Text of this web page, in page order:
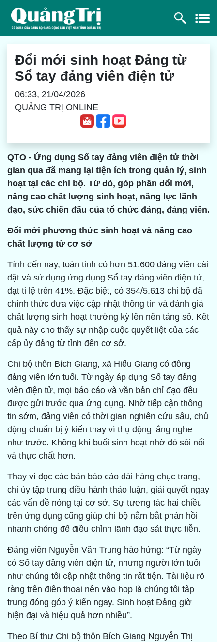
Đổi mới sinh hoạt Đảng từ
Sổ tay đảng viên điện tử
06:33, 21/04/2026
QUẢNG TRỊ ONLINE
QTO - Ứng dụng Sổ tay đảng viên điện tử thời
gian qua đã mang lại tiện ích trong quản lý, sinh
hoạt tại các chi bộ. Từ đó, góp phần đổi mới,
nâng cao chất lượng sinh hoạt, năng lực lãnh
đạo, sức chiến đấu của tổ chức đảng, đảng viên.
Đổi mới phương thức sinh hoạt và nâng cao
chất lượng từ cơ sở
Tính đến nay, toàn tỉnh có hơn 51.600 đảng viên cài
đặt và sử dụng ứng dụng Sổ tay đảng viên điện tử,
đạt tỉ lệ trên 41%. Đặc biệt, có 354/5.613 chi bộ đã
chính thức đưa việc cập nhật thông tin và đánh giá
chất lượng sinh hoạt thường kỳ lên nền tảng số. Kết
quả này cho thấy sự nhập cuộc quyết liệt của các
cấp ủy đảng từ tỉnh đến cơ sở.
Chi bộ thôn Bích Giang, xã Hiếu Giang có đông
đảng viên lớn tuổi. Từ ngày áp dụng Sổ tay đảng
viên điện tử, mọi báo cáo và văn bản chỉ đạo đều
được gửi trước qua ứng dụng. Nhờ tiếp cận thông
tin sớm, đảng viên có thời gian nghiên cứu sâu, chủ
động chuẩn bị ý kiến thay vì thụ động lắng nghe
như trước. Không khí buổi sinh hoạt nhờ đó sôi nổi
và thực chất hơn.
Thay vì đọc các bản báo cáo dài hàng chục trang,
chi ủy tập trung điều hành thảo luận, giải quyết ngay
các vấn đề nóng tại cơ sở. Sự tương tác hai chiều
trên ứng dụng cũng giúp chi bộ nắm bắt phản hồi
nhanh chóng để điều chỉnh lãnh đạo sát thực tiễn.
Đảng viên Nguyễn Văn Trung hào hứng: “Từ ngày
có Sổ tay đảng viên điện tử, những người lớn tuổi
như chúng tôi cập nhật thông tin rất tiện. Tài liệu rõ
ràng trên điện thoại nên vào họp là chúng tôi tập
trung đóng góp ý kiến ngay. Sinh hoạt Đảng giờ
hiện đại và hiệu quả hơn nhiều”.
Theo Bí thư Chi bộ thôn Bích Giang Nguyễn Thị